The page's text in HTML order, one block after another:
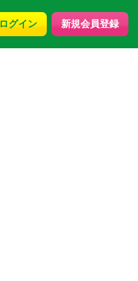
ログイン 新規会員登録